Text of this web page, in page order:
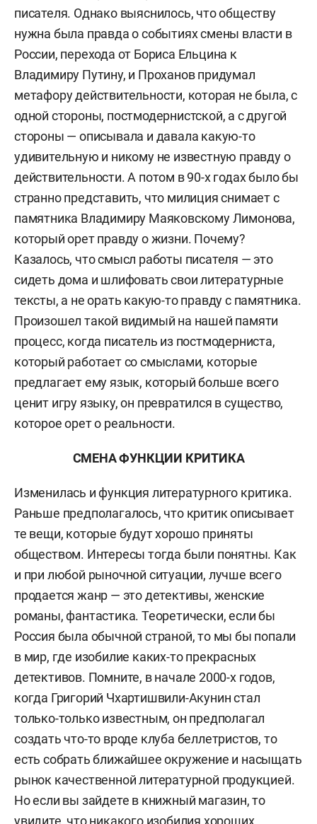
писателя. Однако выяснилось, что обществу
нужна была правда о событиях смены власти в
России, перехода от Бориса Ельцина к
Владимиру Путину, и Проханов придумал
метафору действительности, которая не была, с
одной стороны, постмодернистской, а с другой
стороны — описывала и давала какую-то
удивительную и никому не известную правду о
действительности. А потом в 90-х годах было бы
странно представить, что милиция снимает с
памятника Владимиру Маяковскому Лимонова,
который орет правду о жизни. Почему?
Казалось, что смысл работы писателя — это
сидеть дома и шлифовать свои литературные
тексты, а не орать какую-то правду с памятника.
Произошел такой видимый на нашей памяти
процесс, когда писатель из постмодерниста,
который работает со смыслами, которые
предлагает ему язык, который больше всего
ценит игру языку, он превратился в существо,
которое орет о реальности.
СМЕНА ФУНКЦИИ КРИТИКА
Изменилась и функция литературного критика.
Раньше предполагалось, что критик описывает
те вещи, которые будут хорошо приняты
обществом. Интересы тогда были понятны. Как
и при любой рыночной ситуации, лучше всего
продается жанр — это детективы, женские
романы, фантастика. Теоретически, если бы
Россия была обычной страной, то мы бы попали
в мир, где изобилие каких-то прекрасных
детективов. Помните, в начале 2000-х годов,
когда Григорий Чхартишвили-Акунин стал
только-только известным, он предполагал
создать что-то вроде клуба беллетристов, то
есть собрать ближайшее окружение и насыщать
рынок качественной литературной продукцией.
Но если вы зайдете в книжный магазин, то
увидите, что никакого изобилия хороших